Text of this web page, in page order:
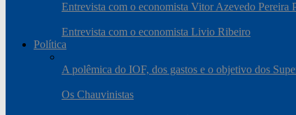
Entrevista com o economista Vitor Azevedo Pereira
Entrevista com o economista Livio Ribeiro
Política
A polêmica do IOF, dos gastos e o objetivo dos
Os Chauvinistas